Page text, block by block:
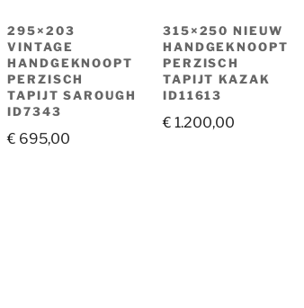
295×203
VINTAGE
HANDGEKNOOPT
PERZISCH
TAPIJT SAROUGH
ID7343
€ 695,00
315×250 NIEUW
HANDGEKNOOPT
PERZISCH
TAPIJT KAZAK
ID11613
€ 1.200,00